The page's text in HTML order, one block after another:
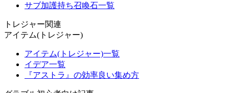
サブ加護持ち召喚石一覧
トレジャー関連
アイテム(トレジャー)
アイテム(トレジャー)一覧
イデア一覧
『アストラ』の効率良い集め方